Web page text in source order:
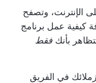
الإنترنت، وتصفح
كيفية عمل برنامج
فقط
في الفريق